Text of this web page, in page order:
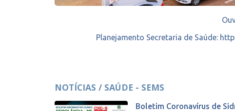
Planejamento Secretaria de Saúde:
NOTÍCIAS / SAÚDE - SEMS
Boletim Coronavírus de